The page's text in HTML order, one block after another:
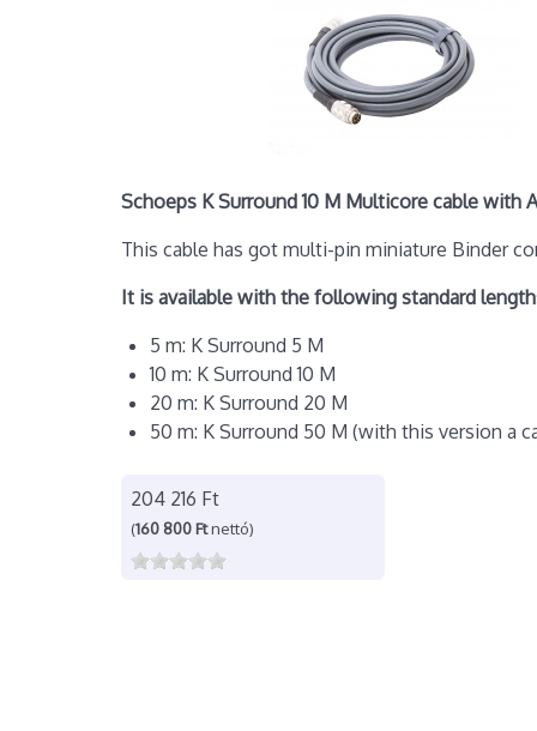
Schoeps K Surround 10 M Multicore cable with
This cable has got multi-pin miniature Binder
It is available with the following standard
5 m: K Surround 5 M
10 m: K Surround 10 M
20 m: K Surround 20 M
50 m: K Surround 50 M (with this version a
204 216 Ft
(160 800 Ftnettó)